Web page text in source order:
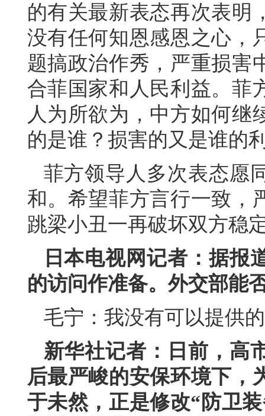
的有关最新表态再次表明
没有任何知恩感恩之心，
题搞政治作秀，严重损害
合菲国家和人民利益。菲
人为所欲为，中方如何继
的是谁？损害的又是谁的
菲方领导人多次表态愿
和。希望菲方言行一致，
跳梁小丑一再破坏双方稳
日本电视网记者：据报
的访问作准备。外交部能
毛宁：我没有可以提供
新华社记者：日前，高
后最严峻的安保环境下，
于未然，正是修改“防卫